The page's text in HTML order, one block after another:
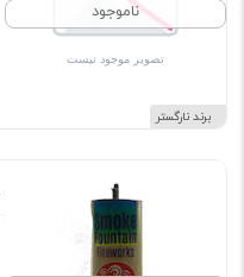
ناموجود
برند نارگستر